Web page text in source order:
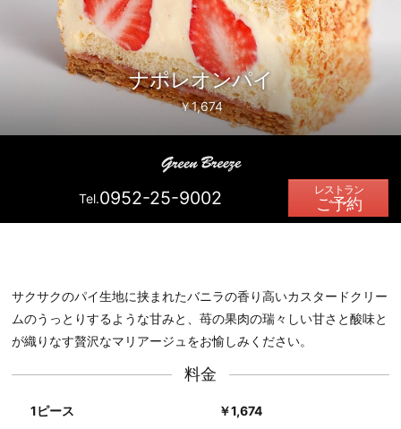
ナポレオンパイ
￥1,674
Tel.0952-25-9002 ご予約
サクサクのパイ生地に挟まれたバニラの香り高いカスタードクリー
ムのうっとりするような甘みと、苺の果肉の瑞々しい甘さと酸味と
が織りなす贅沢なマリアージュをお愉しみください。
料金
1ピース ￥1,674